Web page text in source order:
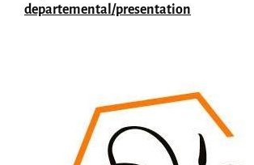
departemental/presentation